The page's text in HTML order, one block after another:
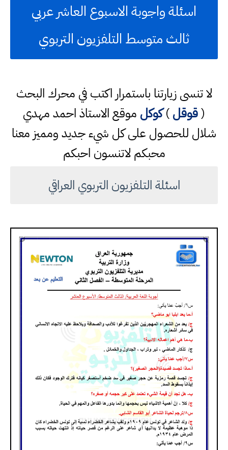
اسئلة واجوبة الاسبوع العاشر عربي
ثالث متوسط التلفزيون التربوي
لا تنسى زيارتنا باستمرار اكتب في محرك البحث
(قوقل)كوكل موقع الاستاذ احمد مهدي
شلال للحصول على كل شيء جديد ومميز معنا
محبكم لاتنسون احبكم
اسئلة التلفزيون التربوي العراقي